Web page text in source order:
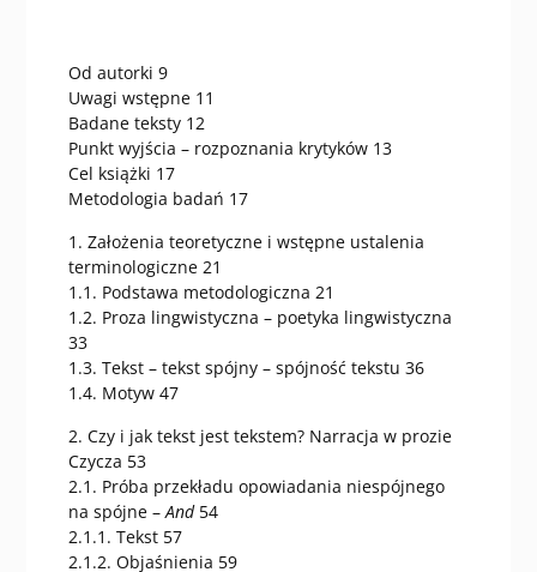
Od autorki 9
Uwagi wstępne 11
Badane teksty 12
Punkt wyjścia – rozpoznania krytyków 13
Cel książki 17
Metodologia badań 17
1. Założenia teoretyczne i wstępne ustalenia
terminologiczne 21
1.1. Podstawa metodologiczna 21
1.2. Proza lingwistyczna – poetyka lingwistyczna
33
1.3. Tekst – tekst spójny – spójność tekstu 36
1.4. Motyw 47
2. Czy i jak tekst jest tekstem? Narracja w prozie
Czycza 53
2.1. Próba przekładu opowiadania niespójnego
na spójne –And54
2.1.1. Tekst 57
2.1.2. Objaśnienia 59